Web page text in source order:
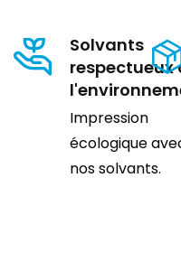
Solvants
respectueux
Impression
écologique
nos solvants.